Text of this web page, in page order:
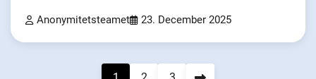
Anonymitetsteamet 23. December 2025